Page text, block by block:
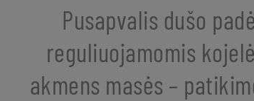
Pusapvalis dušo
reguliuojamomis
akmens masės –